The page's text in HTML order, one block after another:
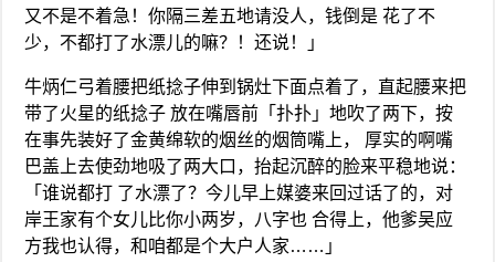
又不是不着急！你隔三差五地请没人，钱倒是 花了不
少，不都打了水漂儿的嘛？！还说！」
牛炳仁弓着腰把纸捻子伸到锅灶下面点着了，直起腰来把
带了火星的纸捻子 放在嘴唇前「扑扑」地吹了两下，按
在事先装好了金黄绵软的烟丝的烟筒嘴上， 厚实的啊嘴
巴盖上去使劲地吸了两大口，抬起沉醉的脸来平稳地说：
「谁说都打 了水漂了？今儿早上媒婆来回过话了的，对
岸王家有个女儿比你小两岁，八字也 合得上，他爹吴应
方我也认得，和咱都是个大户人家……」